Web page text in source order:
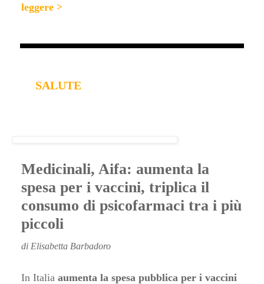
leggere >
SALUTE
Medicinali, Aifa: aumenta la
spesa per i vaccini, triplica il
consumo di psicofarmaci tra i più
piccoli
di Elisabetta Barbadoro
In Italia aumenta la spesa pubblica per i vaccini